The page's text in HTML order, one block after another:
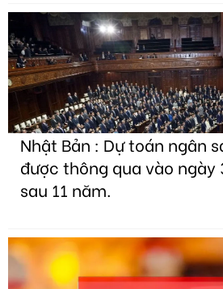
Nhật Bản : Dự toán ngân
được thông qua vào ngày
sau 11 năm.